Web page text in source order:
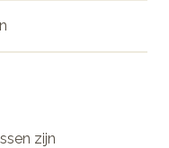
zijn